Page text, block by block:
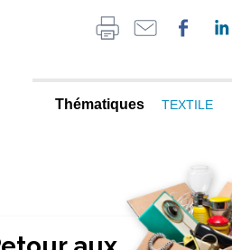
Thématiques TEXTILE